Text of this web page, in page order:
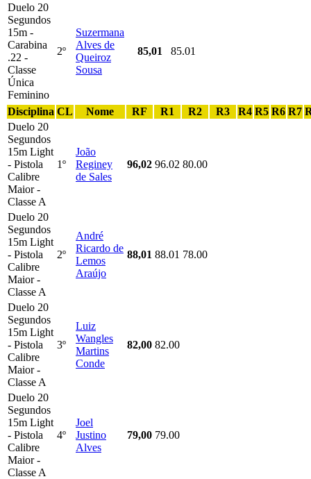
Duelo 20
Segundos
15m -
Carabina
.22 -
Classe
Única
Feminino
2º
Suzermana
Alves de
Queiroz
Sousa
85,01 85.01
Disciplina CL Nome RF R1 R2 R3 R4 R5 R6 R7
Duelo 20
Segundos
15m Light
- Pistola
Calibre
Maior -
Classe A
1º
João
Reginey
de Sales
96,02 96.02 80.00
Duelo 20
Segundos
15m Light
- Pistola
Calibre
Maior -
Classe A
2º
André
Ricardo de
Lemos
Araújo
88,01 88.01 78.00
Duelo 20
Segundos
15m Light
- Pistola
Calibre
Maior -
Classe A
3º
Luiz
Wangles
Martins
Conde
82,00 82.00
Duelo 20
Segundos
15m Light
- Pistola
Calibre
Maior -
Classe A
4º
Joel
Justino
Alves
79,00 79.00